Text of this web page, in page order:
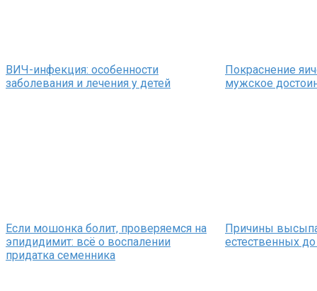
ВИЧ-инфекция: особенности
заболевания и лечения у детей
Покраснение
мужское
Если мошонка болит, проверяемся на
эпидидимит: всё о воспалении
придатка семенника
Причины
естественных